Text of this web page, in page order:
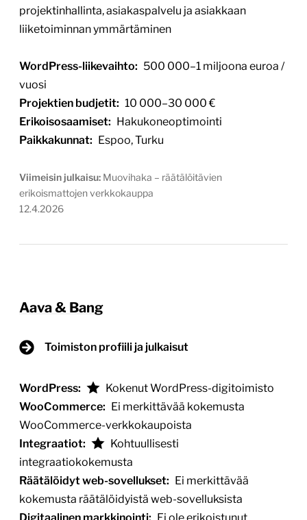
projektinhallinta, asiakaspalvelu ja asiakkaan
liiketoiminnan ymmärtäminen
WordPress-liikevaihto: 500 000–1 miljoona euroa /
vuosi
Projektien budjetit: 10 000–30 000 €
Erikoisosaamiset: Hakukoneoptimointi
Paikkakunnat: Espoo, Turku
Viimeisin julkaisu: Muovihaka – räätälöitävien
erikoismattojen verkkokauppa
12.4.2026
Aava & Bang
Toimiston profiili ja julkaisut
WordPress:
Kokenut WordPress-digitoimisto
WooCommerce: Ei merkittävää kokemusta
WooCommerce-verkkokaupoista
Integraatiot:
Kohtuullisesti
integraatiokokemusta
Räätälöidyt web-sovellukset: Ei merkittävää
kokemusta räätälöidyistä web-sovelluksista